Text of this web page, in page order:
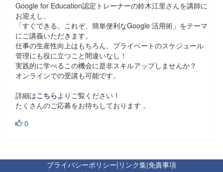
Google for Education認定トレーナーの鈴木江里さんを講師に
お迎えし、
「すぐできる。これぞ、簡単便利なGoogle 活用術」をテーマ
にご講義いただきます。
仕事の生産性向上はもちろん、プライベートのスケジュール
管理にも役に立つこと間違いなし！
実践的に学べるこの機会に是非スキルアップしませんか？
オンラインでの受講も可能です。
詳細はこちらよりご覧ください！
たくさんのご応募をお待ちしております 。
0
プライバシーポリシー| リンク集|免責事項